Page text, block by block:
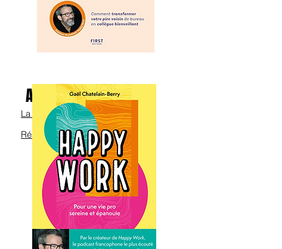
La bande annonce
Avec Bob sur scène
Réservez les billets